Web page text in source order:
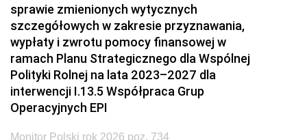
sprawie zmienionych wytycznych
szczegółowych w zakresie przyznawania,
wypłaty i zwrotu pomocy finansowej w
ramach Planu Strategicznego dla Wspólnej
Polityki Rolnej na lata 2023–2027 dla
interwencji I.13.5 Współpraca Grup
Operacyjnych EPI
Monitor Polski rok 2026 poz. 734